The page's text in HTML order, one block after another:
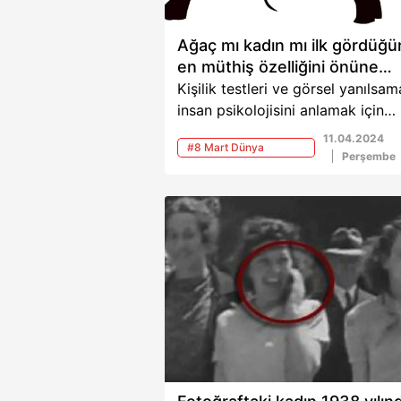
Ağaç mı kadın mı ilk
en müthiş özelliğini önüne
seriyor
Kişilik testleri ve görsel
insan psikolojisini anlamak için
kullanılan ilginç araçlardan biridir.
tür testler, kişilerin farkında
davranışları hakkında bilgiler
Son zamanlarda psikologlar
tarafından kullanılan bir görsel
yanılsama, kişinin ilk bakışta ne
gördüğüne bağlı olarak içe dönük
mü yoksa dışa dönük mü
ortaya koymaktadır.
#8 Mart Dünya
11.04.2024
Perşembe